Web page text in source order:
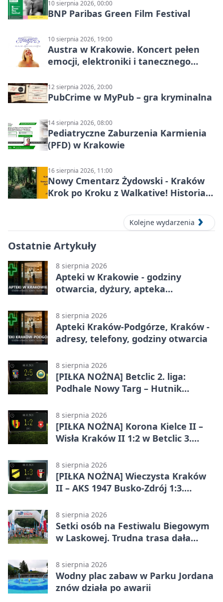
10 sierpnia 2026, 00:00
BNP Paribas Green Film Festival
10 sierpnia 2026, 19:00
Austra w Krakowie. Koncert pełen
emocji, elektroniki i tanecznego
12 sierpnia 2026, 20:00
PubCrime w MyPub – gra kryminalna
14 sierpnia 2026, 08:00
Pediatryczne Zaburzenia Karmienia
(PFD) w Krakowie
16 sierpnia 2026, 11:00
Nowy Cmentarz Żydowski - Kraków
Krok po Kroku z Walkative! Historia
Kolejne wydarzenia
Ostatnie Artykuły
8 sierpnia 2026
Apteki w Krakowie - godziny
otwarcia, dyżury, apteka
8 sierpnia 2026
Apteki Kraków-Podgórze, Kraków -
adresy, telefony, godziny otwarcia
8 sierpnia 2026
[PIŁKA NOŻNA] Betclic 2. liga:
Podhale Nowy Targ – Hutnik
efektownym zwycięstwem
8 sierpnia 2026
[PIŁKA NOŻNA] Korona Kielce II –
Wisła Kraków II 1:2 w Betclic 3.
odwróciła losy meczu
8 sierpnia 2026
[PIŁKA NOŻNA] Wieczysta Kraków
II – AKS 1947 Busko-Zdrój 1:3.
Liga Grupa 4 (Grupa IV)
8 sierpnia 2026
Setki osób na Festiwalu Biegowym
w Laskowej. Trudna trasa dała
8 sierpnia 2026
Wodny plac zabaw w Parku Jordana
znów działa po awarii